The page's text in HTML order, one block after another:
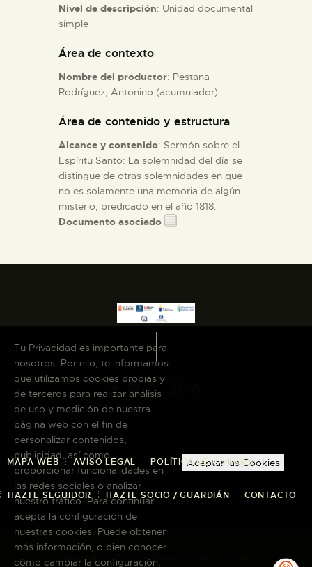
Nivel de descripción: Unidad documental
simple
Área de contexto
Nombre del productor: Pestana
Rodríguez, Antonino (acumulador)
Área de contenido y estructura
Alcance y contenido: Sermón sobre el
Espíritu Santo: La solemnidad del día se
distingue de otras solemnidades en que
no es solamente una memoria de algún
misterio, predicado en el año 1818.
Documento asociado
MAPA WEB AVISO LEGAL POLÍTICA DE COOKIES
HAZTE SEGUIDOR HAZTE SOCIO / GUARDIÁN CONTACTO
Copyright © 2026 El Museo Canario · Todos
Tu Privacidad es importante para
nosotros. Por ello, te informamos
que utilizamos cookies propias y
de terceros para realizar análisis
de uso y medición de nuestra
página web con el fin de
personalizar contenidos,
publicidad, así como
proporcionar funcionalidades en
las redes sociales o analizar
nuestro tráfico. Para continuar
acepta la configuración de
nuestras cookies. Puede obtener
más información, o bien conocer
cómo cambiar la configuración,
Aceptar las Cookies